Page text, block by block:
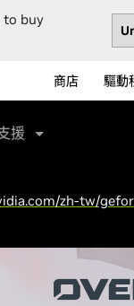
to buy
商店 驅動
援
zh-tw/